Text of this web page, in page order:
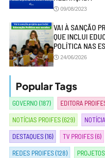
09/08/2023
VAI À SANÇÃO
QUE INCLUI
POLÍTICA NAS
24/06/2026
Popular Tags
GOVERNO (187) EDITORA
NOTÍCIAS PROIFES(629)
DESTAQUES(16) TV PROIFES(6)
REDES PROIFES(128)